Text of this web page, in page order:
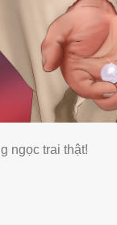
ngọc trai thật!